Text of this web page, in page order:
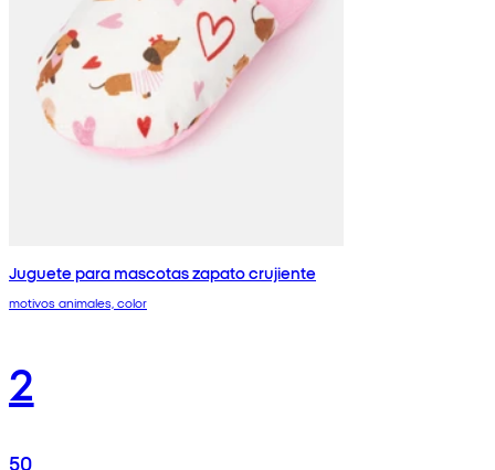
Juguete para mascotas zapato crujiente
motivos animales, color
2
50